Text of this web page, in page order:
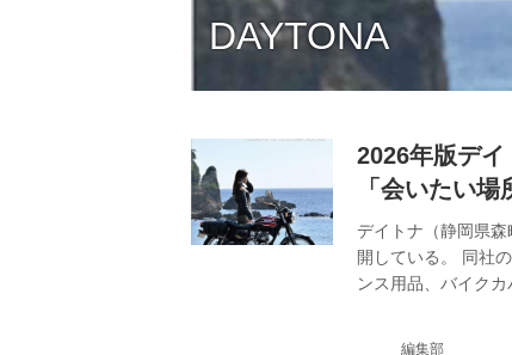
DAYTONA
2026年版デ
「会いたい
デイトナ（静岡県
開している。 同社
ンス用品、バイク
編集部